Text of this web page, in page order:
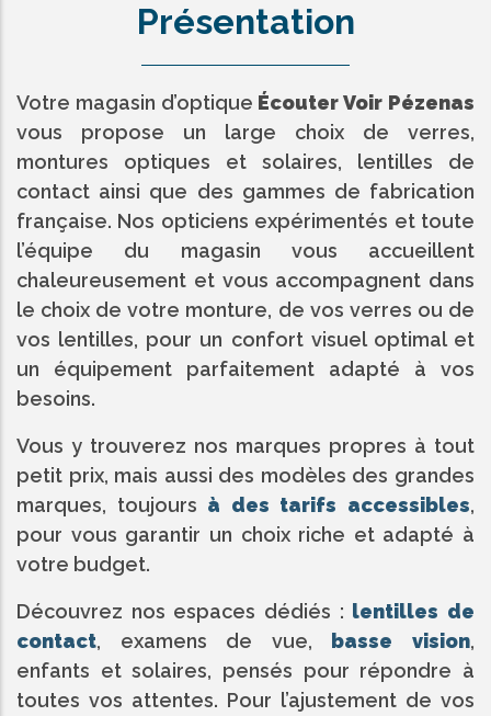
Présentation
Votre magasin d’optique Écouter Voir Pézenas
vous propose un large choix de verres,
montures optiques et solaires, lentilles de
contact ainsi que des gammes de fabrication
française. Nos opticiens expérimentés et toute
l’équipe du magasin vous accueillent
chaleureusement et vous accompagnent dans
le choix de votre monture, de vos verres ou de
vos lentilles, pour un confort visuel optimal et
un équipement parfaitement adapté à vos
besoins.
Vous y trouverez nos marques propres à tout
petit prix, mais aussi des modèles des grandes
marques, toujours à des tarifs accessibles,
pour vous garantir un choix riche et adapté à
votre budget.
Découvrez nos espaces dédiés : lentilles de
contact, examens de vue, basse vision,
enfants et solaires, pensés pour répondre à
toutes vos attentes. Pour l’ajustement de vos